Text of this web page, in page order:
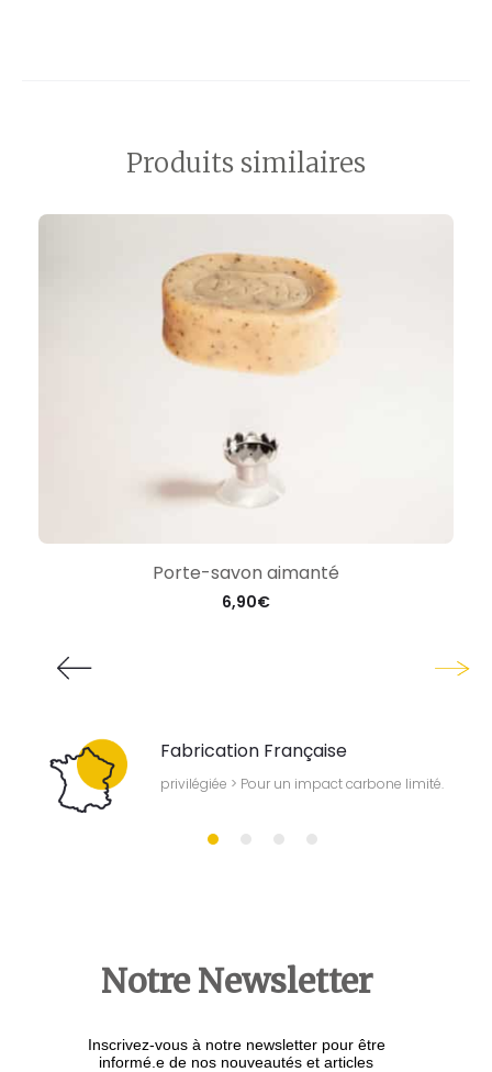
Produits similaires
Porte-savon aimanté
6,90€
Fabrication Française
privilégiée > Pour un impact carbone limité.
Notre Newsletter
Inscrivez-vous à notre newsletter pour être
informé.e de nos nouveautés et articles